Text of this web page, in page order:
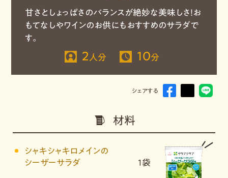
甘さとしょっぱさのバランスが絶妙な美味しさ！お
もてなしやワインのお供にもおすすめのサラダで
す。
2 人分 10分
シェアする
材料
シャキシャキロメインの
シーザーサラダ
1袋